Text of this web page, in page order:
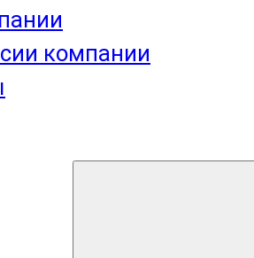
компании